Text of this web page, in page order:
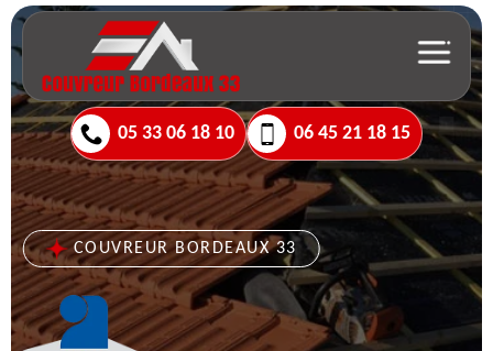
05 33 06 18 10 06 45 21 18 15
COUVREUR BORDEAUX 33